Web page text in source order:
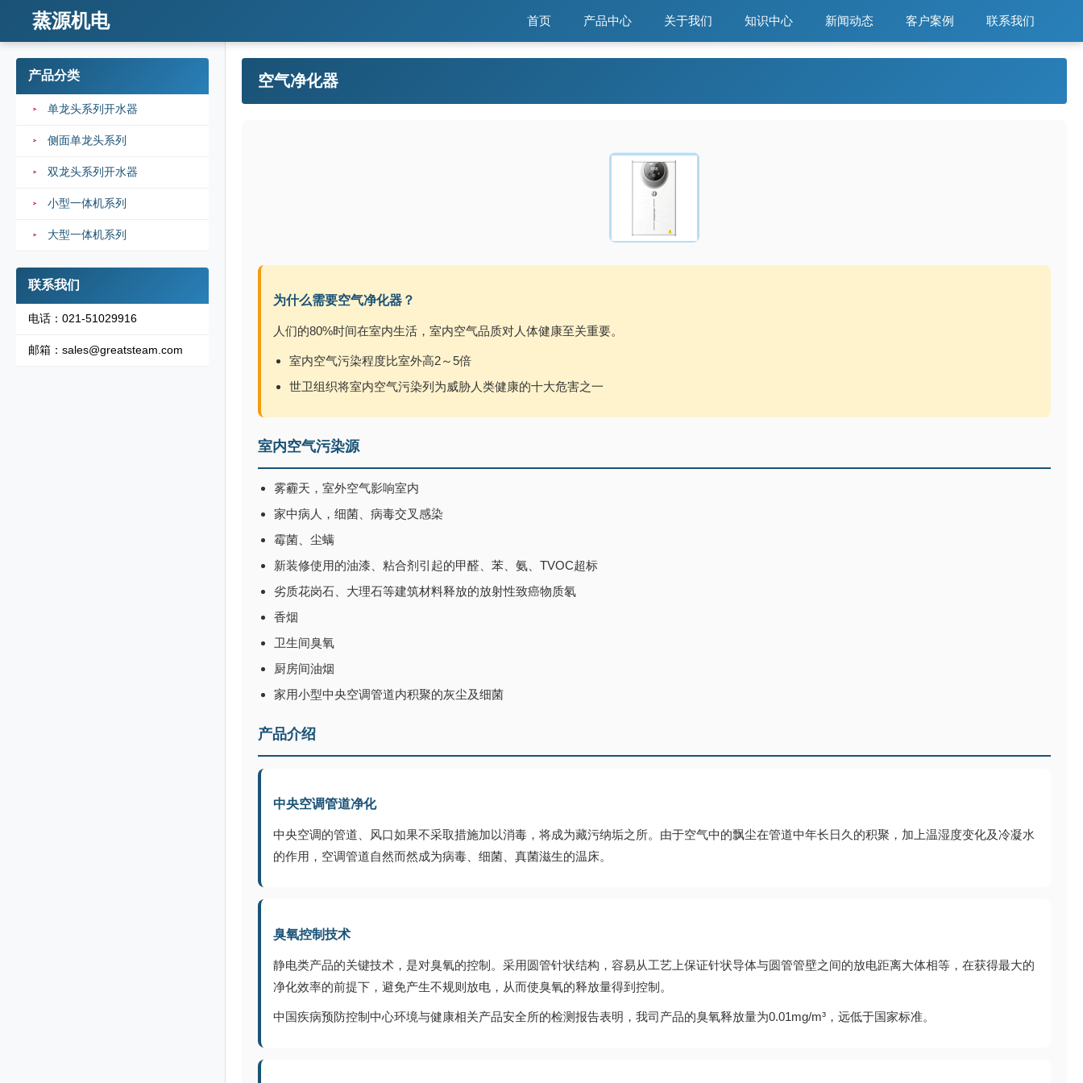
蒸源机电 首页 产品中心 关于我们 知识中心 新闻动态 客户案例 联系我们
产品分类
单龙头系列开水器
侧面单龙头系列
双龙头系列开水器
小型一体机系列
大型一体机系列
联系我们
电话：021-51029916
邮箱：sales@greatsteam.com
空气净化器
为什么需要空气净化器？
人们的80%时间在室内生活，室内空气品质对人体健康至关重要。
室内空气污染程度比室外高2～5倍
世卫组织将室内空气污染列为威胁人类健康的十大危害之一
室内空气污染源
雾霾天，室外空气影响室内
家中病人，细菌、病毒交叉感染
霉菌、尘螨
新装修使用的油漆、粘合剂引起的甲醛、苯、氨、TVOC超标
劣质花岗石、大理石等建筑材料释放的放射性致癌物质氡
香烟
卫生间臭氧
厨房间油烟
家用小型中央空调管道内积聚的灰尘及细菌
产品介绍
中央空调管道净化
中央空调的管道、风口如果不采取措施加以消毒，将成为藏污纳垢之所。由于空气中的飘尘在管道中年长日久的积聚，加上温湿度变化及冷凝水
的作用，空调管道自然而然成为病毒、细菌、真菌滋生的温床。
臭氧控制技术
静电类产品的关键技术，是对臭氧的控制。采用圆管针状结构，容易从工艺上保证针状导体与圆管管壁之间的放电距离大体相等，在获得最大的
净化效率的前提下，避免产生不规则放电，从而使臭氧的释放量得到控制。
中国疾病预防控制中心环境与健康相关产品安全所的检测报告表明，我司产品的臭氧释放量为0.01mg/m³，远低于国家标准。